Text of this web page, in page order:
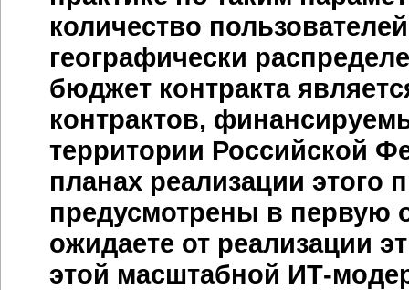
количество
географически
бюджет контракта
контрактов,
территории Российской
планах реализации этого
предусмотрены в первую
ожидаете от реализации
этой масштабной ИТ-